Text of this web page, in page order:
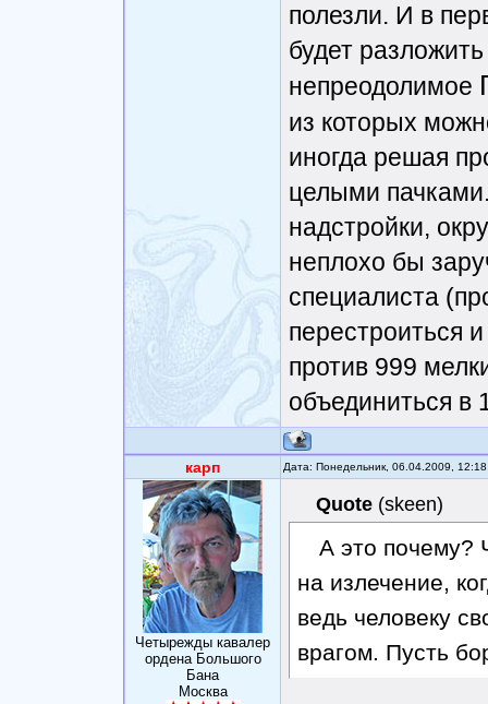
полезли. И в
будет
непреодолимое
из которых
иногда решая
целыми
надстройки,
неплохо бы
специалиста
перестроиться
против 999
объединиться
карп Дата: Понедельник, 06.04.2009,
Четырежды кавалер
ордена Большого
Бана
Москва
Quote (skeen)
А это почему?
на излечение,
ведь человеку
врагом. Пусть